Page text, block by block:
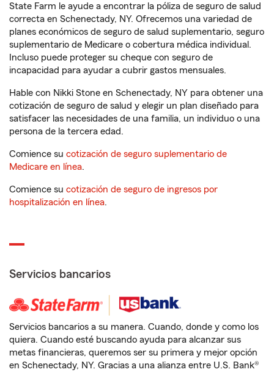
State Farm le ayude a encontrar la póliza de seguro de salud
correcta en Schenectady, NY. Ofrecemos una variedad de
planes económicos de seguro de salud suplementario, seguro
suplementario de Medicare o cobertura médica individual.
Incluso puede proteger su cheque con seguro de
incapacidad para ayudar a cubrir gastos mensuales.
Hable con Nikki Stone en Schenectady, NY para obtener una
cotización de seguro de salud y elegir un plan diseñado para
satisfacer las necesidades de una familia, un individuo o una
persona de la tercera edad.
Comience su cotización de seguro suplementario de
Medicare en línea.
Comience su cotización de seguro de ingresos por
hospitalización en línea.
Servicios bancarios
Servicios bancarios a su manera. Cuando, donde y como los
quiera. Cuando esté buscando ayuda para alcanzar sus
metas financieras, queremos ser su primera y mejor opción
en Schenectady, NY. Gracias a una alianza entre U.S. Bank®